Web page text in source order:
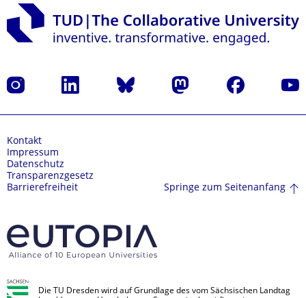
Instagram LinkedIn Bluesky Mastodon Facebook
Kontakt
Impressum
Datenschutz
Transparenzgesetz
Barrierefreiheit
Springe zum Seitenanfang
Die TU Dresden wird auf Grundlage des vom Sächsischen Landtag